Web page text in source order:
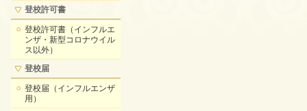
登校許可書
登校許可書（インフルエ
ンザ・新型コロナウイル
ス以外）
登校届
登校届（インフルエンザ
用）